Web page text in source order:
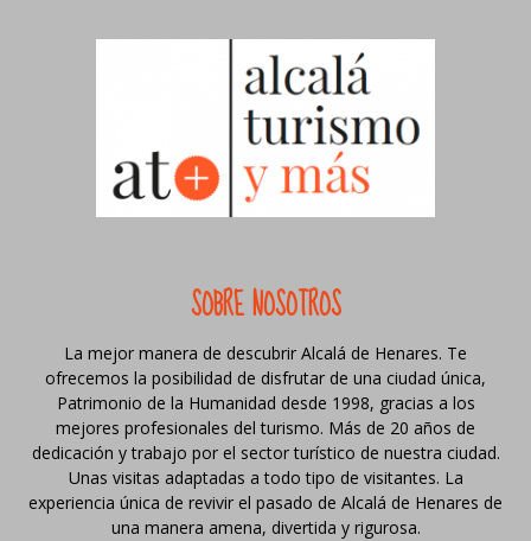
SOBRE NOSOTROS
La mejor manera de descubrir Alcalá de Henares. Te
ofrecemos la posibilidad de disfrutar de una ciudad única,
Patrimonio de la Humanidad desde 1998, gracias a los
mejores profesionales del turismo. Más de 20 años de
dedicación y trabajo por el sector turístico de nuestra ciudad.
Unas visitas adaptadas a todo tipo de visitantes. La
experiencia única de revivir el pasado de Alcalá de Henares de
una manera amena, divertida y rigurosa.